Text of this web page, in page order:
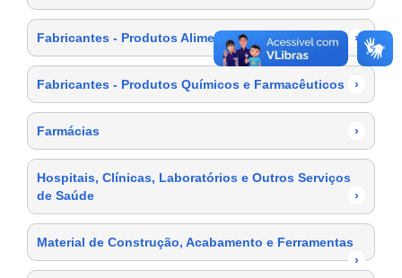
Fabricantes - Produtos Alimentícios ›
Fabricantes - Produtos Químicos e Farmacêuticos ›
Farmácias ›
Hospitais, Clínicas, Laboratórios e Outros Serviços
de Saúde
›
Material de Construção, Acabamento e Ferramentas
›